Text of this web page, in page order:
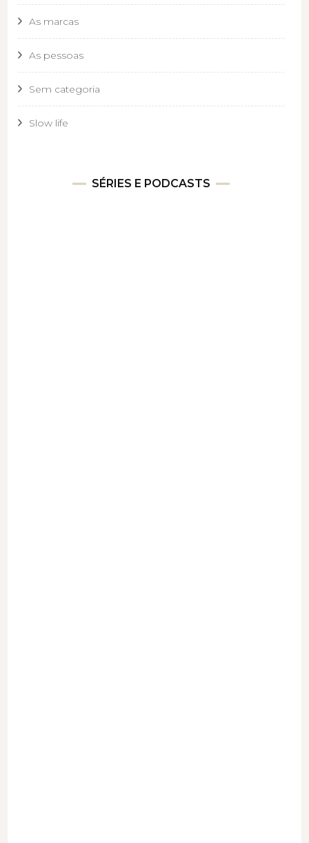
As marcas
As pessoas
Sem categoria
Slow life
SÉRIES E PODCASTS